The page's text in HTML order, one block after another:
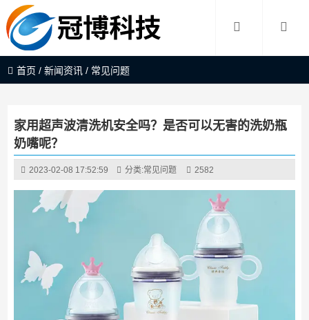
首页 /新闻资讯 / 常见问题
家用超声波清洗机安全吗？是否可以无害的洗奶瓶
奶嘴呢？
2023-02-08 17:52:59 分类:常见问题 2582